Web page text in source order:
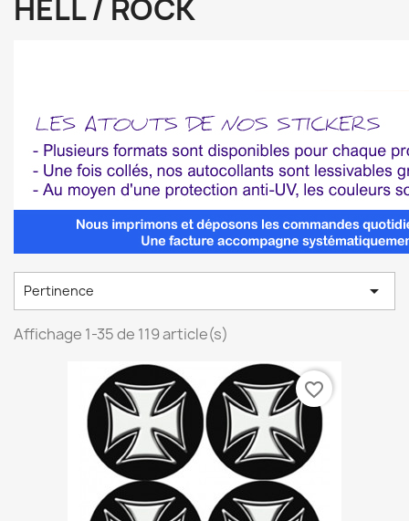
HELL / ROCK
Pertinence 
Affichage 1-35 de 119 article(s)
favorite_border